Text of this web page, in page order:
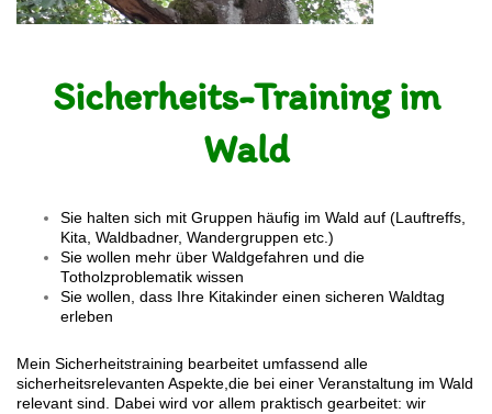
Sicherheits-Training im
Wald
Sie halten sich mit Gruppen häufig im Wald auf (Lauftreffs,
Kita, Waldbadner, Wandergruppen etc.)
Sie wollen mehr über Waldgefahren und die
Totholzproblematik wissen
Sie wollen, dass Ihre Kitakinder einen sicheren Waldtag
erleben
Mein Sicherheitstraining bearbeitet umfassend alle
sicherheitsrelevanten Aspekte,die bei einer Veranstaltung im Wald
relevant sind. Dabei wird vor allem praktisch gearbeitet: wir